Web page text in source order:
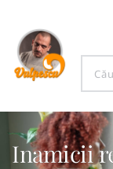
Inamicii